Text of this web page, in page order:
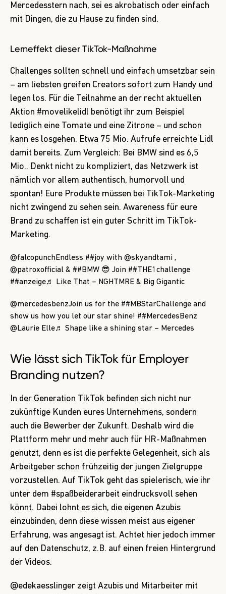
Mercedesstern nach, sei es akrobatisch oder einfach
mit Dingen, die zu Hause zu finden sind.
Lerneffekt dieser TikTok-Maßnahme
Challenges sollten schnell und einfach umsetzbar sein
– am liebsten greifen Creators sofort zum Handy und
legen los. Für die Teilnahme an der recht aktuellen
Aktion #movelikelidl benötigt ihr zum Beispiel
lediglich eine Tomate und eine Zitrone – und schon
kann es losgehen. Etwa 75 Mio. Aufrufe erreichte Lidl
damit bereits. Zum Vergleich: Bei BMW sind es 6,5
Mio.. Denkt nicht zu kompliziert, das Netzwerk ist
nämlich vor allem authentisch, humorvoll und
spontan! Eure Produkte müssen bei TikTok-Marketing
nicht zwingend zu sehen sein. Awareness für eure
Brand zu schaffen ist ein guter Schritt im TikTok-
Marketing.
@falcopunchEndless ##joy with @skyandtami ,
@patroxofficial & ##BMW 😎 Join ##THE1challenge
##anzeige♬ Like That – NGHTMRE & Big Gigantic
@mercedesbenzJoin us for the ##MBStarChallenge and
show us how you let our star shine! ##MercedesBenz
@Laurie Elle♬ Shape like a shining star – Mercedes
Wie lässt sich TikTok für Employer
Branding nutzen?
In der Generation TikTok befinden sich nicht nur
zukünftige Kunden eures Unternehmens, sondern
auch die Bewerber der Zukunft. Deshalb wird die
Plattform mehr und mehr auch für HR-Maßnahmen
genutzt, denn es ist die perfekte Gelegenheit, sich als
Arbeitgeber schon frühzeitig der jungen Zielgruppe
vorzustellen. Auf TikTok geht das spielerisch, wie ihr
unter dem #spaßbeiderarbeit eindrucksvoll sehen
könnt. Dabei lohnt es sich, die eigenen Azubis
einzubinden, denn diese wissen meist aus eigener
Erfahrung, was angesagt ist. Achtet hier jedoch immer
auf den Datenschutz, z.B. auf einen freien Hintergrund
der Videos.
@edekaesslinger zeigt Azubis und Mitarbeiter mit